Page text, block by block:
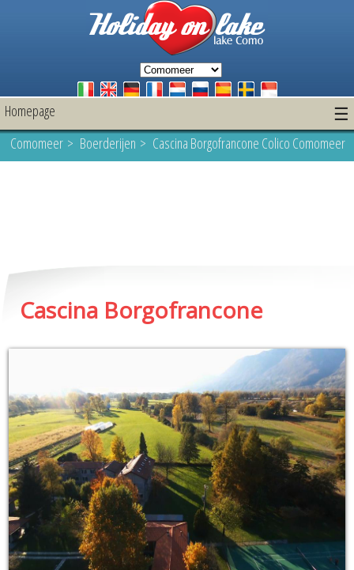
Homepage ☰
Comomeer > Boerderijen > Cascina Borgofrancone Colico Comomeer
Cascina Borgofrancone